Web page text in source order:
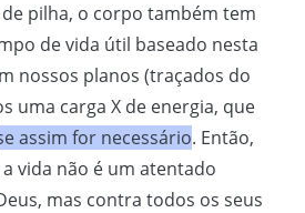
pilha, o corpo também tem
de vida útil baseado nesta
nossos planos (traçados do
uma carga X de energia, que
assim for necessário. Então,
vida não é um atentado
mas contra todos os seus